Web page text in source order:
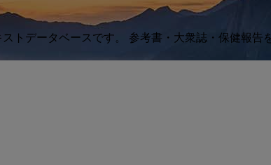
トデータベースです。 参考書・大衆誌・保健報